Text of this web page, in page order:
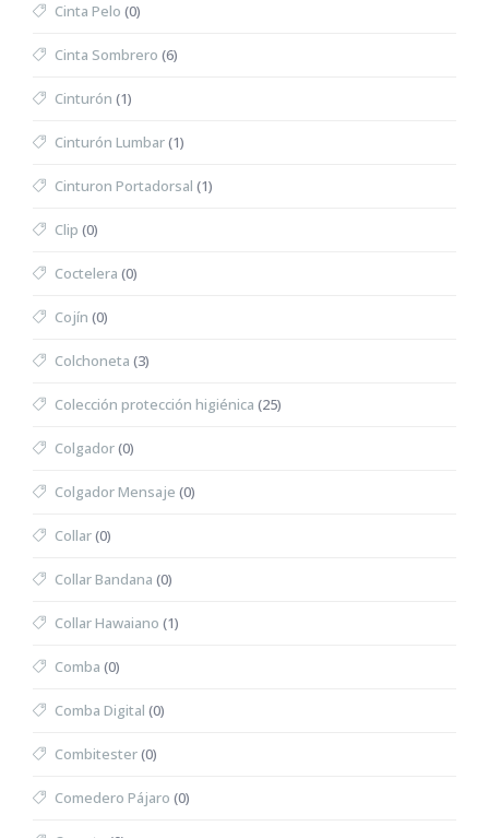
Cinta Pelo (0)
Cinta Sombrero (6)
Cinturón (1)
Cinturón Lumbar(1)
Cinturon Portadorsal (1)
Clip (0)
Coctelera (0)
Cojín (0)
Colchoneta (3)
Colección protección higiénica (25)
Colgador(0)
Colgador Mensaje (0)
Collar(0)
Collar Bandana (0)
Collar Hawaiano (1)
Comba (0)
Comba Digital (0)
Combitester(0)
Comedero Pájaro (0)